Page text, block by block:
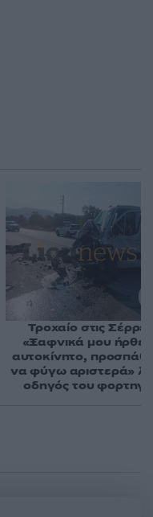
Τροχαίο στις
«Ξαφνικά μου ήρθε
αυτοκίνητο,
να φύγω αριστερά»
οδηγός του